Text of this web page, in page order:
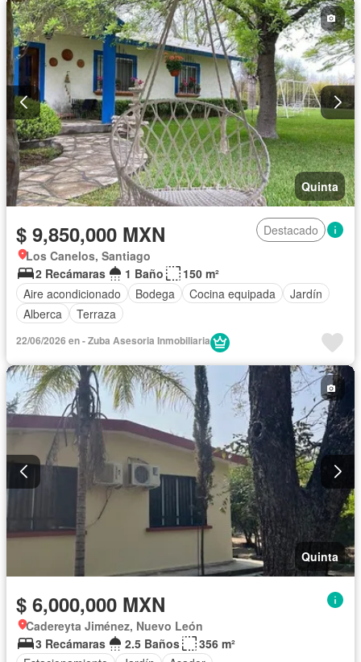
Quinta
$ 9,850,000 MXN
Destacado
Los Canelos, Santiago
2 Recámaras
1 Baño
150 m²
Aire acondicionado
Bodega Cocina equipada
Jardín
Alberca
Terraza
22/06/2026 en - Zuba Asesoria Inmobiliaria
Quinta
$ 6,000,000 MXN
Cadereyta Jiménez, Nuevo León
3 Recámaras
2.5 Baños
356 m²